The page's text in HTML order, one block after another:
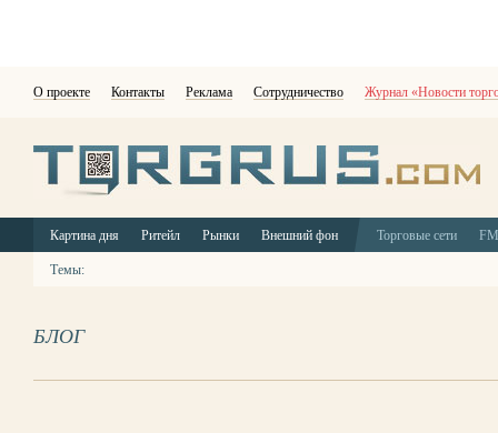
О проекте Контакты Реклама Сотрудничество Журнал «Новости
Картина дня Ритейл Рынки Внешний фон Торговые сети
Темы:
БЛОГ